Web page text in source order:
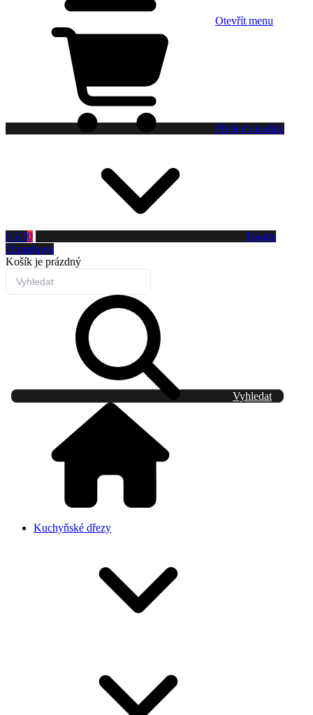
Otevřít menu
Přejít do košíku
0 Kč0
Toggle
Dropdown
Košík je prázdný
Vyhledat
Kuchyňské dřezy